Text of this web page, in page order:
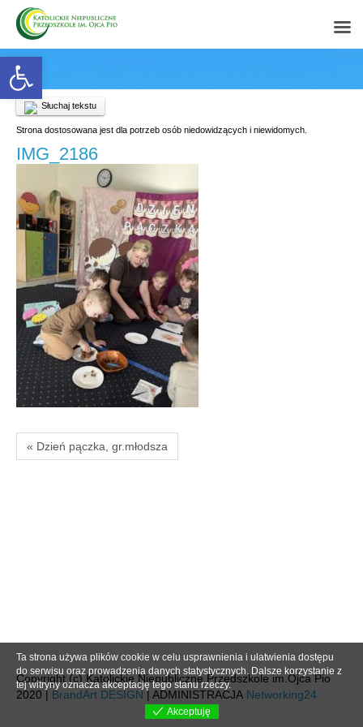
Open toolbar
Słuchaj tekstu
Strona dostosowana jest dla potrzeb osób niedowidzących i niewidomych.
IMG_2186
« Dzień pączka, gr.młodsza
Copyright (c) Katolickie Niepubliczne Przedszkole im.Ojca Pio
2020 | BrandArt DESIGN | ADMINISTRACJA Networking24
Ta strona używa plików cookie w celu usprawnienia i ułatwienia dostępu
do serwisu oraz prowadzenia danych statystycznych. Dalsze korzystanie z
tej witryny oznacza akceptację tego stanu rzeczy.
Akceptuję